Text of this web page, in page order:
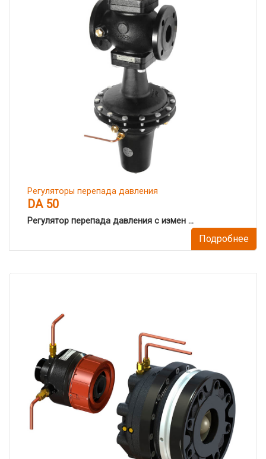
Регуляторы перепада давления
DA 50
Регулятор перепада давления с измен ...
Подробнее